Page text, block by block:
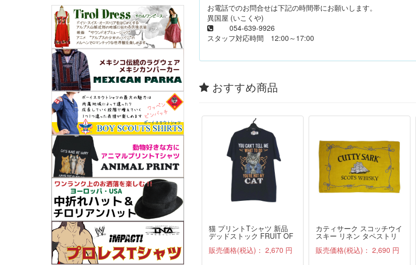
お電話でのお問合せは下記の時間帯にお願いします。
異国屋 (いこくや)
054-639-9926
スタッフ対応時間 12:00～17:00
おすすめ商品
猫 プリントTシャツ 新品
デッドストック FRUIT OF
販売価格(税込)： 2,670 円
カティサーク スコッチウイ
スキー リネン タペストリ
ンティーク
販売価格(税込)： 2,690 円